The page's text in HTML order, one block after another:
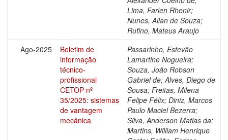
Lima, Farlen Rhenir;
Nunes, Allan de Souza;
Rufino, Mateus Araujo
Ago-2025
Boletim de
informação
técnico-
profissional
CETOP nº
35/2025: sistemas
de vantagem
mecânica
Passarinho, Estevão
Lamartine Nogueira;
Souza, João Robson
Gabriel de; Alves, Diego de
Sousa; Freitas, Milena
Felipe Félix; Diniz, Marcos
Paulo Maciel Bezerra;
Silva, Anderson Matias da;
Martins, William Henrique